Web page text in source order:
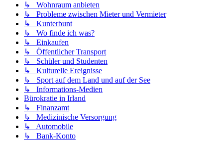
↳ Wohnraum anbieten
↳ Probleme zwischen Mieter und Vermieter
↳ Kunterbunt
↳ Wo finde ich was?
↳ Einkaufen
↳ Öffentlicher Transport
↳ Schüler und Studenten
↳ Kulturelle Ereignisse
↳ Sport auf dem Land und auf der See
↳ Informations-Medien
Bürokratie in Irland
↳ Finanzamt
↳ Medizinische Versorgung
↳ Automobile
↳ Bank-Konto